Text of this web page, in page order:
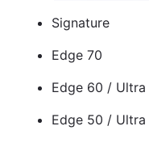
Signature
Edge 70
Edge 60 /
Edge 50 /